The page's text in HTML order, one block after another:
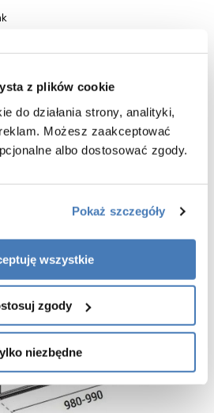
z plików cookie
do działania strony, analityki,
Możesz zaakceptować
albo dostosować zgody.
Pokaż szczegóły
wszystkie
zgody
niezbędne